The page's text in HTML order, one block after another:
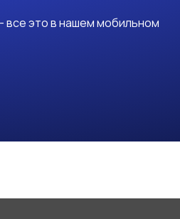
все это в нашем мобильном